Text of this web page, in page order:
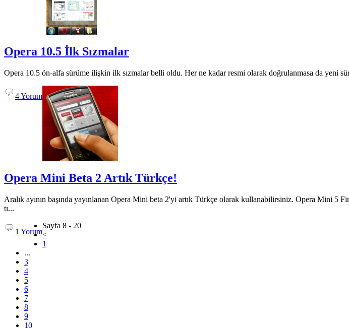
Opera 10.5 İlk Sızmalar
Opera 10.5 ön-alfa sürüme ilişkin ilk sızmalar belli oldu. Her ne kadar resmi olarak doğrulanmasa da yeni
4 Yorum
Opera Mini Beta 2 Artık Türkçe!
Aralık ayının başında yayınlanan Opera Mini beta 2'yi artık Türkçe olarak kullanabilirsiniz. Opera Mini 5
tı...
1 Yorum
Sayfa 8 - 20
<
1
...
3
4
5
6
7
8
9
10